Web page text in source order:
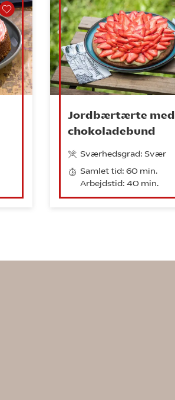
Jordbærtærte med
chokoladebund
Sværhedsgrad: Svær
Samlet tid: 60 min.
Arbejdstid: 40 min.